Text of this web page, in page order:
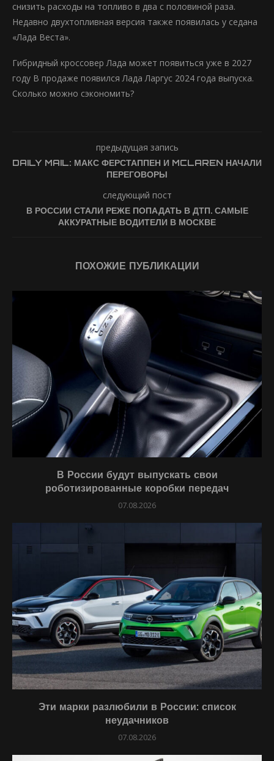
снизить расходы на топливо в два с половиной раза.
Недавно двухтопливная версия также появилась у седана
«Лада Веста».
Гибридный кроссовер Лада может появиться уже в 2027
году В продаже появился Лада Ларгус 2024 года выпуска.
Сколько можно сэкономить?
предыдущая запись
DAILY MAIL: МАКС ФЕРСТАППЕН И MCLAREN НАЧАЛИ
ПЕРЕГОВОРЫ
следующий пост
В РОССИИ СТАЛИ РЕЖЕ ПОПАДАТЬ В ДТП. САМЫЕ
АККУРАТНЫЕ ВОДИТЕЛИ В МОСКВЕ
ПОХОЖИЕ ПУБЛИКАЦИИ
В России будут выпускать свои
роботизированные коробки передач
07.08.2026
Эти марки разлюбили в России: список
неудачников
07.08.2026